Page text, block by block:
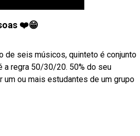
❤️😁
de seis músicos, quinteto é conjunto
a regra 50/30/20. 50% do seu
ou mais estudantes de um grupo